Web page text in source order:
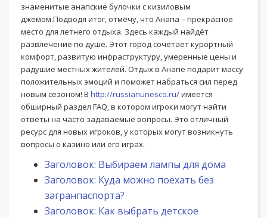
знаменитые анапские булочки с кизиловым
джемом.Подводя итог, отмечу, что Анапа – прекрасное
место для летнего отдыха. Здесь каждый найдёт
развлечение по душе. Этот город сочетает курортный
комфорт, развитую инфраструктуру, умеренные цены и
радушие местных жителей. Отдых в Анапе подарит массу
положительных эмоций и поможет набраться сил перед
новым сезоном! В http://russianunesco.ru/имеется
обширный раздел FAQ, в котором игроки могут найти
ответы на часто задаваемые вопросы. Это отличный
ресурс для новых игроков, у которых могут возникнуть
вопросы о казино или его играх.
Заголовок: Выбираем лампы для дома
Заголовок: Куда можно поехать без
загранпаспорта?
Заголовок: Как выбрать детское